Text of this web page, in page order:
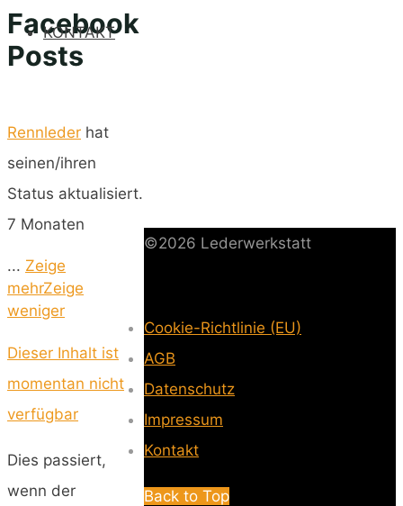
KONTAKT
Facebook
Posts
Rennleder hat
seinen/ihren
Status aktualisiert.
7 Monaten
... Zeige
mehrZeige
weniger
Dieser Inhalt ist
momentan nicht
verfügbar
Dies passiert,
wenn der
©2026 Lederwerkstatt
Cookie-Richtlinie (EU)
AGB
Datenschutz
Impressum
Kontakt
Back to Top